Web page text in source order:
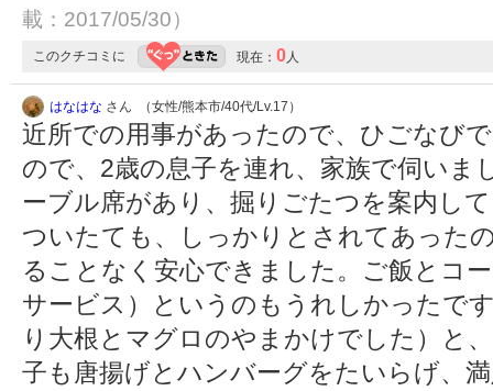
載：2017/05/30）
このクチコミに 現在： 0人
はなはな さん （女性/熊本市/40代/Lv.17）
近所での用事があったので、ひごなび
ので、2歳の息子を連れ、家族で伺いま
ーブル席があり、掘りごたつを案内し
ついたても、しっかりとされてあった
ることなく安心できました。ご飯とコ
サービス）というのもうれしかったで
り大根とマグロのやまかけでした）と
子も唐揚げとハンバーグをたいらげ、